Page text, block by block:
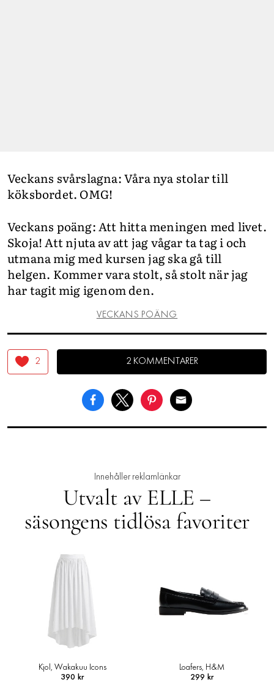
Veckans svårslagna: Våra nya stolar till
köksbordet. OMG!
Veckans poäng: Att hitta meningen med livet.
Skoja! Att njuta av att jag vågar ta tag i och
utmana mig med kursen jag ska gå till
helgen. Kommer vara stolt, så stolt när jag
har tagit mig igenom den.
VECKANS POÄNG
2 2 KOMMENTARER
Innehåller reklamlänkar
Utvalt av ELLE –
säsongens tidlösa favoriter
Loafers, H&M
299 kr
Skjortjacka i ullmix, Arket
1 490 kr